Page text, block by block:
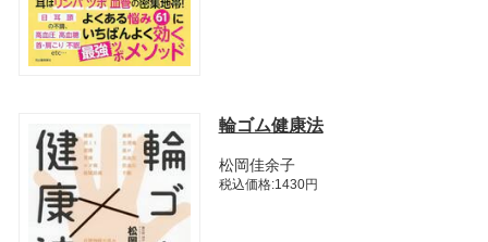
輪ゴム健康法
松岡佳余子
税込価格:1430円